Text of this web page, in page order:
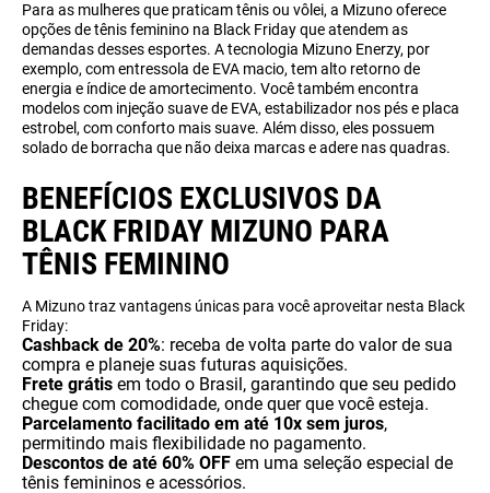
Para as mulheres que praticam tênis ou vôlei, a Mizuno oferece
opções de tênis feminino na Black Friday que atendem as
demandas desses esportes. A tecnologia Mizuno Enerzy, por
exemplo, com entressola de EVA macio, tem alto retorno de
energia e índice de amortecimento. Você também encontra
modelos com injeção suave de EVA, estabilizador nos pés e placa
estrobel, com conforto mais suave. Além disso, eles possuem
solado de borracha que não deixa marcas e adere nas quadras.
BENEFÍCIOS EXCLUSIVOS DA
BLACK FRIDAY MIZUNO PARA
TÊNIS FEMININO
A Mizuno traz vantagens únicas para você aproveitar nesta Black
Friday:
Cashback de 20%: receba de volta parte do valor de sua
compra e planeje suas futuras aquisições.
Frete grátis em todo o Brasil, garantindo que seu pedido
chegue com comodidade, onde quer que você esteja.
Parcelamento facilitado em até 10x sem juros,
permitindo mais flexibilidade no pagamento.
Descontos de até 60% OFF em uma seleção especial de
tênis femininos e acessórios.